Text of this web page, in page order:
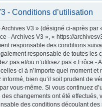
- Conditions d’utilisation
Archives V3 » (désigné ci-après par
- Archives V3 », « https://
responsable des conditions
responsable de toutes les
pas et/ou n’utilisez pas « Frôce -
ci à n’importe quel moment et
bien qu’il soit prudent de
vous-même. Si vous continuez
changements ont été effectués,
des conditions découlant des